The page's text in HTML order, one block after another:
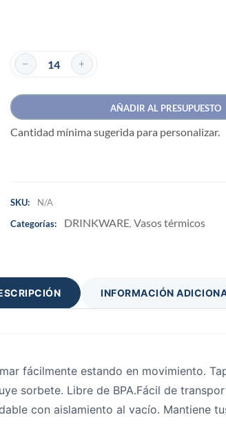
AÑADIR AL PRESUPUESTO
Cantidad mínima sugerida para personalizar.
SKU:
N/A
Categorías:
DRINKWARE, Vasos térmicos
INFORMACIÓN
fácilmente estando en movimiento.
sorbete. Libre de BPA.Fácil de
con aislamiento al vacío. Mantiene